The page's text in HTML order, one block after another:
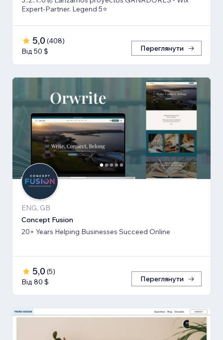
Expert-Partner. Legend 5⭐️
5,0 (408)
Від 50 $
Переглянути
ENG, GB
Concept Fusion
20+ Years Helping Businesses Succeed Online
5,0 (5)
Від 80 $
Переглянути